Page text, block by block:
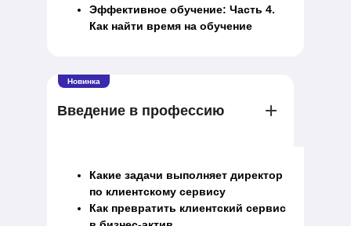
Эффективное обучение: Часть 4.
Как найти время на обучение
Введение в профессию
Новинка
Какие задачи выполняет директор
по клиентскому сервису
Как превратить клиентский сервис